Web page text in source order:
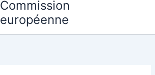
Commission
européenne